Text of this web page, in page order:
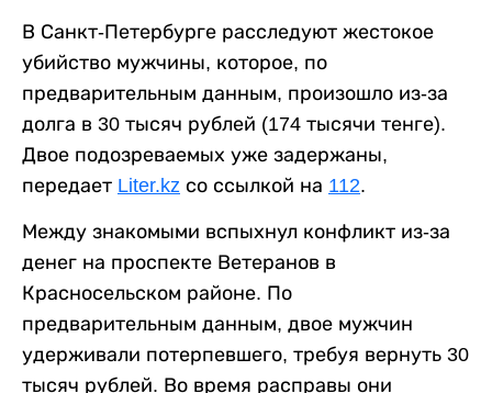
В Санкт-Петербурге расследуют жестокое
убийство мужчины, которое, по
предварительным данным, произошло из-за
долга в 30 тысяч рублей (174 тысячи тенге).
Двое подозреваемых уже задержаны,
передает Liter.kz со ссылкой на 112.
Между знакомыми вспыхнул конфликт из-за
денег на проспекте Ветеранов в
Красносельском районе. По
предварительным данным, двое мужчин
удерживали потерпевшего, требуя вернуть 30
тысяч рублей. Во время расправы они